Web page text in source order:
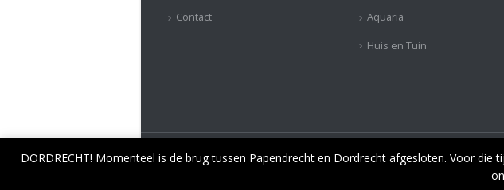
Contact Aquaria
Huis en Tuin
©
Deze website maakt gebruik van cookies om uw
DORDRECHT! Momenteel is de brug tussen Papendrecht en Dordrecht afgesloten. Voor